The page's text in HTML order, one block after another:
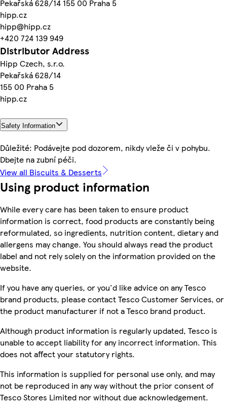
Pekařská 628/14 155 00 Praha 5
hipp.cz
hipp@hipp.cz
+420 724 139 949
Distributor Address
Hipp Czech, s.r.o.
Pekařská 628/14
155 00 Praha 5
hipp.cz
Safety Information
Důležité: Podávejte pod dozorem, nikdy vleže či v pohybu.
Dbejte na zubní péči.
View all Biscuits & Desserts
Using product information
While every care has been taken to ensure product
information is correct, food products are constantly being
reformulated, so ingredients, nutrition content, dietary and
allergens may change. You should always read the product
label and not rely solely on the information provided on the
website.
If you have any queries, or you'd like advice on any Tesco
brand products, please contact Tesco Customer Services, or
the product manufacturer if not a Tesco brand product.
Although product information is regularly updated, Tesco is
unable to accept liability for any incorrect information. This
does not affect your statutory rights.
This information is supplied for personal use only, and may
not be reproduced in any way without the prior consent of
Tesco Stores Limited nor without due acknowledgement.